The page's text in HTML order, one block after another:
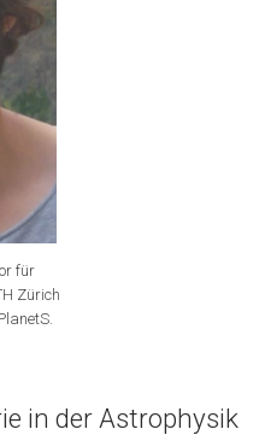
für
Zürich
in der Astrophysik